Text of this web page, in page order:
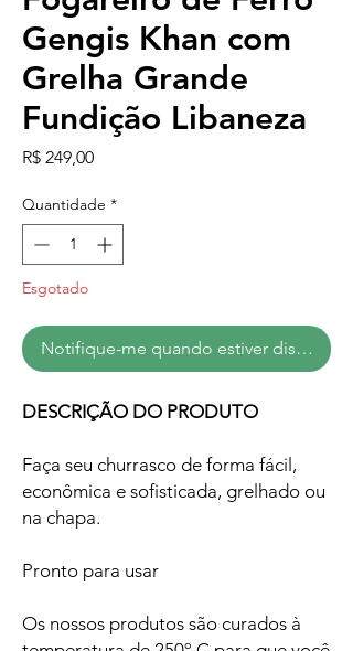
Gengis Khan com
Grelha Grande
Fundição Libaneza
R$ 249,00Preço
Quantidade *
Esgotado
Notifique-me quando estiver disponível
DESCRIÇÃO DO PRODUTO
Faça seu churrasco de forma fácil,
econômica e sofisticada, grelhado ou
na chapa.
Pronto para usar
Os nossos produtos são curados à